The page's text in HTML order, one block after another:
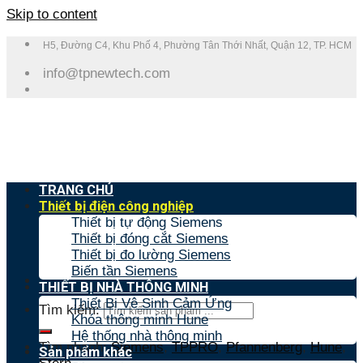
Skip to content
H5, Đường C4, Khu Phố 4, Phường Tân Thới Nhất, Quận 12, TP. HCM
info@tpnewtech.com
Tìm kiếm:
Tìm nhanh:Siemens,TPPRO,Pfannenberg,Hune,
TRANG CHỦ
Thiết bị điện công nghiệp
Thiết bị tự động Siemens
Thiết bị đóng cắt Siemens
Thiết bị đo lường Siemens
Biến tần Siemens
THIẾT BỊ NHÀ THÔNG MINH
Thiết Bị Vệ Sinh Cảm Ứng
Khóa thông minh Hune
Hệ thống nhà thông minh
Sản phẩm khác